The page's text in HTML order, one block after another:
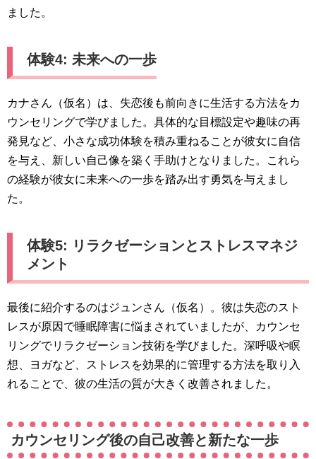
ました。
体験4: 未来への一歩
カナさん（仮名）は、失恋後も前向きに生活する方法をカ
ウンセリングで学びました。具体的な目標設定や趣味の再
発見など、小さな成功体験を積み重ねることが彼女に自信
を与え、新しい自己像を築く手助けとなりました。これら
の経験が彼女に未来への一歩を踏み出す勇気を与えまし
た。
体験5: リラクゼーションとストレスマネジ
メント
最後に紹介するのはジュンさん（仮名）。彼は失恋のスト
レスが原因で睡眠障害に悩まされていましたが、カウンセ
リングでリラクゼーション技術を学びました。深呼吸や瞑
想、ヨガなど、ストレスを効果的に管理する方法を取り入
れることで、彼の生活の質が大きく改善されました。
カウンセリング後の自己改善と新たな一歩